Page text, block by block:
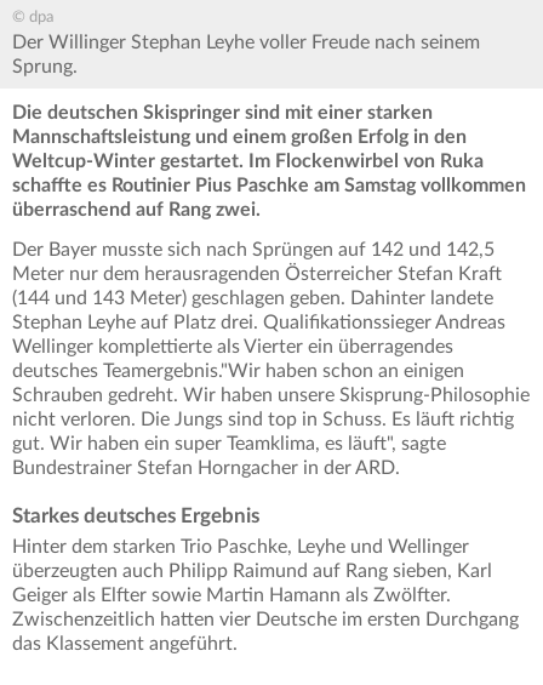
© dpa
Der Willinger Stephan Leyhe voller Freude nach seinem
Sprung.
Die deutschen Skispringer sind mit einer starken
Mannschaftsleistung und einem großen Erfolg in den
Weltcup-Winter gestartet. Im Flockenwirbel von Ruka
schaffte es Routinier Pius Paschke am Samstag vollkommen
überraschend auf Rang zwei.
Der Bayer musste sich nach Sprüngen auf 142 und 142,5
Meter nur dem herausragenden Österreicher Stefan Kraft
(144 und 143 Meter) geschlagen geben. Dahinter landete
Stephan Leyhe auf Platz drei. Qualifikationssieger Andreas
Wellinger komplettierte als Vierter ein überragendes
deutsches Teamergebnis."Wir haben schon an einigen
Schrauben gedreht. Wir haben unsere Skisprung-Philosophie
nicht verloren. Die Jungs sind top in Schuss. Es läuft richtig
gut. Wir haben ein super Teamklima, es läuft", sagte
Bundestrainer Stefan Horngacher in der ARD.
Starkes deutsches Ergebnis
Hinter dem starken Trio Paschke, Leyhe und Wellinger
überzeugten auch Philipp Raimund auf Rang sieben, Karl
Geiger als Elfter sowie Martin Hamann als Zwölfter.
Zwischenzeitlich hatten vier Deutsche im ersten Durchgang
das Klassement angeführt.